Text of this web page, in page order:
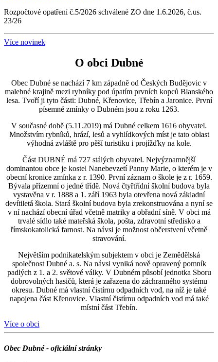
Rozpočtové opatření č.5/2026 schválené ZO dne 1.6.2026, č.us.
23/26
Více novinek
O obci Dubné
Obec Dubné se nachází 7 km západně od Českých Budějovic v
malebné krajině mezi rybníky pod úpatím prvních kopců Blanského
lesa. Tvoří ji tyto části: Dubné, Křenovice, Třebín a Jaronice. První
písemné zmínky o Dubném jsou z roku 1263.
V současné době (5.11.2019) má Dubné celkem 1616 obyvatel.
Množstvím rybníků, hrází, lesů a vyhlídkových míst je tato oblast
výhodná zvláště pro pěší turistiku i projížďky na kole.
Část DUBNÉ má 727 stálých obyvatel. Nejvýznamnější
dominantou obce je kostel Nanebevzetí Panny Marie, o kterém je v
obecní kronice zmínka z r. 1390. První záznam o škole je z r. 1659.
Bývala přízemní o jedné třídě. Nová čtyřtřídní školní budova byla
vystavěna v r. 1888 a 1. září 1963 byla otevřena nová základní
devítiletá škola. Stará školní budova byla zrekonstruována a nyní se
v ní nachází obecní úřad včetně matriky a obřadní síně. V obci má
trvalé sídlo také mateřská škola, pošta, zdravotní středisko a
římskokatolická farnost. Na návsi je možnost občerstvení včetně
stravování.
Největším podnikatelským subjektem v obci je Zemědělská
společnost Dubné a. s. Na návsi vyniká nově opravený pomník
padlých z 1. a 2. světové války. V Dubném působí jednotka Sboru
dobrovolných hasičů, která je zařazena do záchranného systému
okresu. Dubné má vlastní čistírnu odpadních vod, na níž je také
napojena část Křenovice. Vlastní čistírnu odpadních vod má také
místní část Třebín.
Více o obci
Obec Dubné - oficiální stránky